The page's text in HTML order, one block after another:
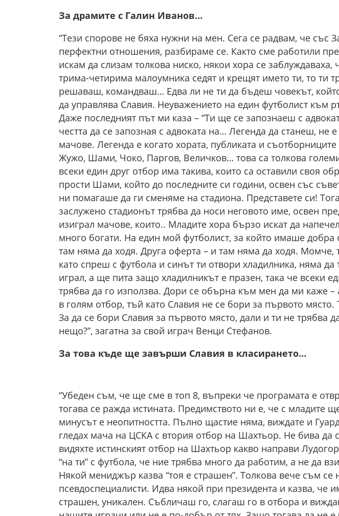
За драмите с Галин Иванов…
“Тези спорове не бяха нужни на мен. Сега се радвам, че със
перфектни отношения, разбираме се. Както сме работили
искам да слизам толкова ниско, някои хора се заблуждаваха,
трима-четирима малоумника седят и крещят името ти, то ти
решаваш, командваш… Едва ли не ти да бъдеш човекът,
да управлява Славия. Неуважението на един футболист към
Даже последният път ми каза – “Ти ще се запознаеш с
честта да се запозная с адвоката на… Легенда да станеш, не
мачове. Легенда е когато хората, публиката и
Жужо, Шами, Чоко, Паргов, Величков… това са толкова
всеки един друг отбор има такива, които са оставили своя
прости Шами, който до последните си години, освен със
ни помагаше да ги сменяме на стадиона. Представете си!
заслужено стадионът трябва да носи неговото име, освен
изиграл мачове, които.. Младите хора бързо искат да
много богати. На един мой футболист, за който имаше добра
там няма да ходя. Друга оферта – и там няма да ходя. Момче,
като спреш с футбола и синът ти отвори хладилника, няма да
играл, а ще пита защо хладилникът е празен, така че всеки
трябва да го използва. Дори се обърна към мен да ми каже
в голям отбор, тъй като Славия не се бори за първото
За да се бори Славия за първото място, дали и ти не трябва
нещо?”, загатна за свой играч Венци Стефанов.
За това къде ще завърши Славия в класирането…
“Убеден съм, че ще сме в топ 8, въпреки че програмата е
тогава се ражда истината. Предимството ни е, че с младите
минусът е неопитността. Пълно щастие няма, виждате и
гледах мача на ЦСКА с втория отбор на Шахтьор. Не бива да
видяхте истинският отбор на Шахтьор какво направи
“на ти” с футбола, че ние трябва много да работим, а не да
Някой мениджър казва “тоя е страшен”. Толкова вече съм се
псевдоспециалисти. Идва някой при президента и казва, че
страшен, уникален. Събличаш го, слагаш го в отбора и